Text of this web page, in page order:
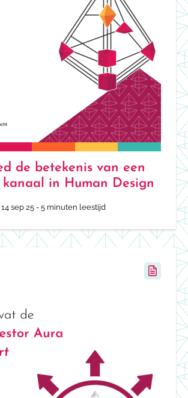
de betekenis van een
in Human Design
14 sep 25 - 5 minuten leestijd